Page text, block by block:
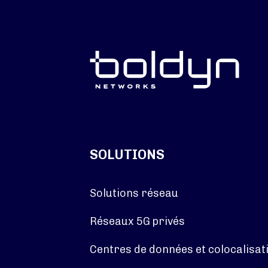
SOLUTIONS
Solutions réseau
Réseaux 5G privés
Centres de données et